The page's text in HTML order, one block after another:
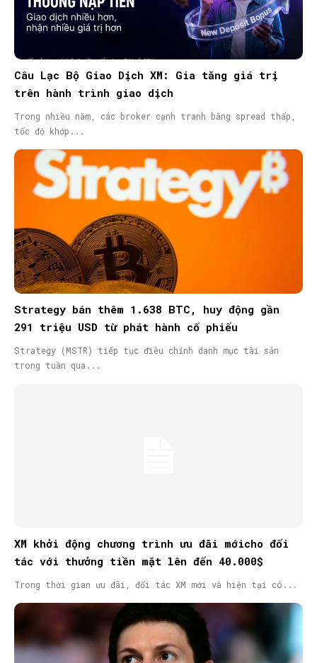
SEARCH...
Câu Lạc Bộ Giao Dịch XM: Gia tăng giá trị
trên hành trình giao dịch
Trong nhiều năm, các broker cạnh tranh bằng spread thấp,
tốc độ khớp...
Strategy bán thêm 1.638 BTC, huy động gần
291 triệu USD từ phát hành cổ phiếu
Strategy (MSTR) tiếp tục điều chỉnh danh mục tài sản
trong tuần qua...
XM khởi động chương trình ưu đãi mớicho đối
tác với thưởng tiền mặt lên đến 40.000$
Trong thời gian ưu đãi, đối tác XM mới và hiện tại có...